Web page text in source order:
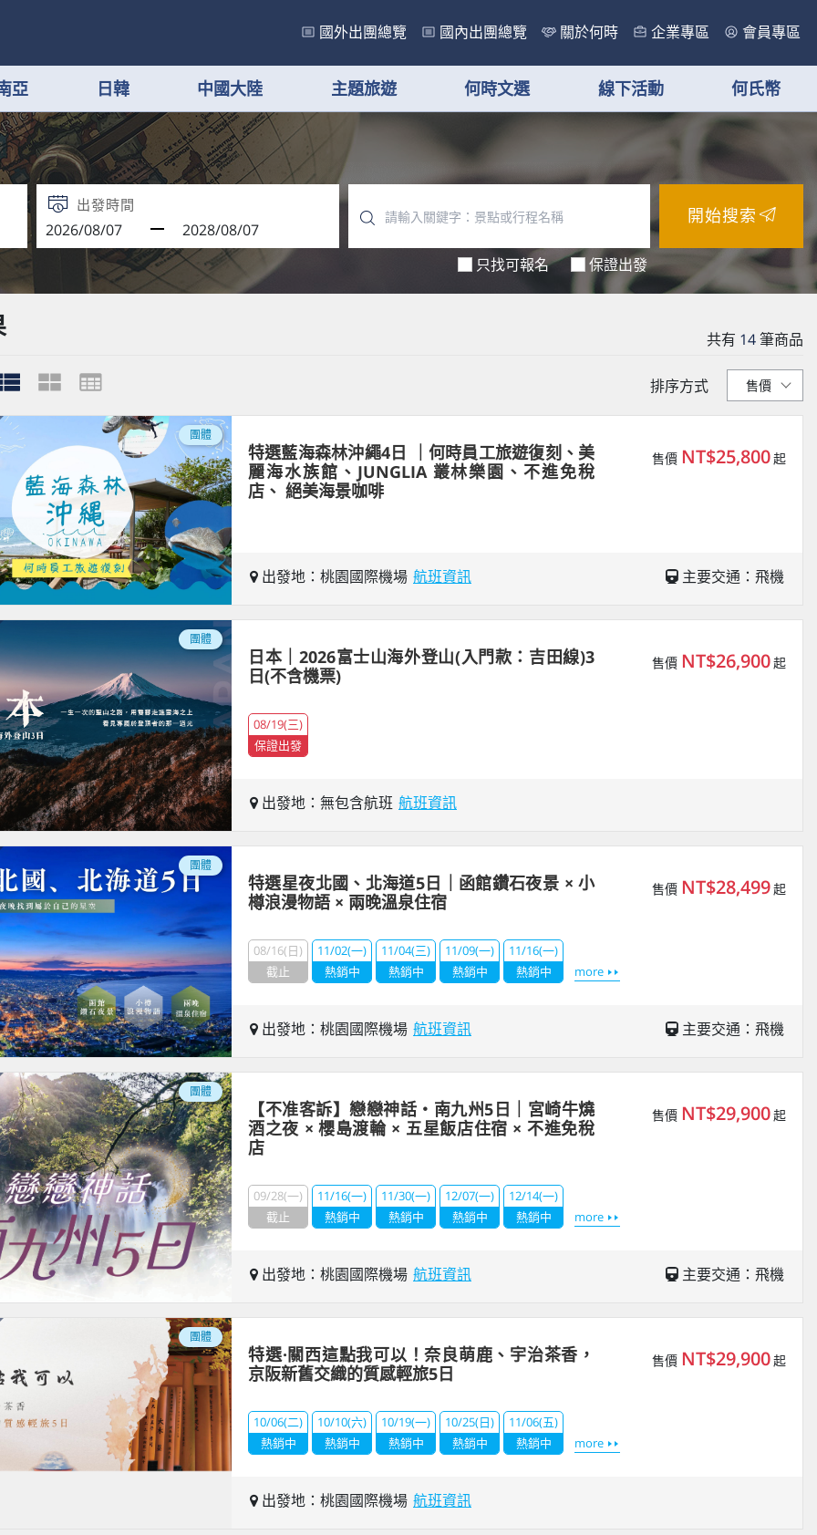
國外出團總覽 國內出團總覽 關於何時 企業專區 會員專區
亞 日韓 中國大陸 主題旅遊 何時文選 線下活動 何氏幣
出發時間
只找可報名 保證出發
開始搜索
共有 14筆商品
排序方式
團體
特選藍海森林沖繩4日 ｜何時員工旅遊復刻、美
麗海水族館、JUNGLIA 叢林樂園、不進免稅
店、 絕美海景咖啡
售價 NT$25,800起
出發地：桃園國際機場 航班資訊 主要交通：飛機
團體
日本｜2026富士山海外登山(入門款：吉田線)3
日(不含機票)
售價 NT$26,900起
08/19(三)
保證出發
出發地：無包含航班 航班資訊
團體
特選星夜北國、北海道5日｜函館鑽石夜景 × 小
樽浪漫物語 × 兩晚溫泉住宿
售價 NT$28,499起
08/16(日)
截止
11/02(一)
熱銷中
11/04(三)
熱銷中
11/09(一)
熱銷中
11/16(一)
熱銷中
more
出發地：桃園國際機場 航班資訊 主要交通：飛機
團體
【不准客訴】戀戀神話・南九州5日｜宮崎牛燒
酒之夜 × 櫻島渡輪 × 五星飯店住宿 × 不進免稅
店
售價 NT$29,900起
09/28(一)
截止
11/16(一)
熱銷中
11/30(一)
熱銷中
12/07(一)
熱銷中
12/14(一)
熱銷中
more
出發地：桃園國際機場 航班資訊 主要交通：飛機
團體
特選·關西這點我可以！奈良萌鹿、宇治茶香，
京阪新舊交織的質感輕旅5日
售價 NT$29,900起
10/06(二)
熱銷中
10/10(六)
熱銷中
10/19(一)
熱銷中
10/25(日)
熱銷中
11/06(五)
熱銷中
more
出發地：桃園國際機場 航班資訊